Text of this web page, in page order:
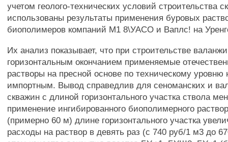
учетом геолого-технических условий строительства
использованы результаты применения буровых
биополимеров компаний М1 8\УАСО и Ваплс! на
Их анализ показывает, что при строительстве
горизонтальным окончанием применяемые
растворы на пресной основе по техническому уровню
импортным. Вывод справедлив для сеноманских и
скважин с длиной горизонтального участка ствола
применение ингибированного биополимерного
(примерно 60 м) длине горизонтального участка
расходы на раствор в девять раз (с 740 руб/1 м3 до